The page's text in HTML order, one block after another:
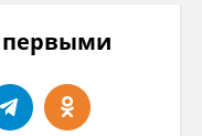
первыми